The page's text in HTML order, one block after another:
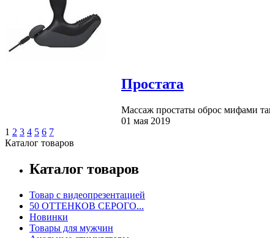
Простата
Массаж простаты оброс мифами
01 мая 2019
1 2 3 4 5 6 7
Каталог товаров
Каталог товаров
Товар с видеопрезентацией
50 ОТТЕНКОВ СЕРОГО...
Новинки
Товары для мужчин